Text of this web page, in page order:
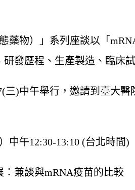
藥物）」系列座談以「
發歷程、生產製造、臨床
三)中午舉行，邀請到臺大
中午12:30-13:10 (台北時間)
：兼談與mRNA疫苗的比較